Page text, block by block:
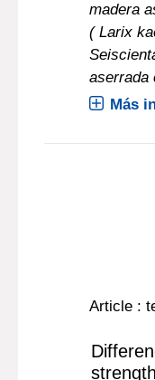
madera
( Larix
aserrada
Más
Article :